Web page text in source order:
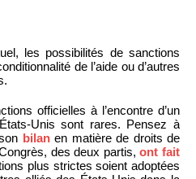
les possibilités de sanctions
de l’aide ou d’autres
officielles à l’encontre d’un
Unis sont rares. Pensez à
bilanen matière de droits de
des deux partis,ont fait
plus strictes soient adoptées